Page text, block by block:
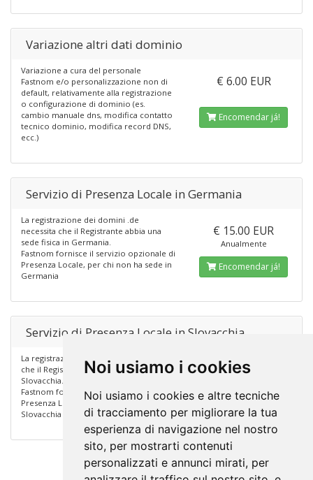
Noi usiamo i cookies
Noi usiamo i cookies e altre tecniche
di tracciamento per migliorare la tua
esperienza di navigazione nel nostro
sito, per mostrarti contenuti
personalizzati e annunci mirati, per
Variazione altri dati dominio
Variazione a cura del personale
Fastnom e/o personalizzazione non di
default, relativamente alla registrazione
o configurazione di dominio (es.
cambio manuale dns, modifica contatto
tecnico dominio, modifica record DNS,
ecc.)
€ 6.00 EUR
Encomendar já!
Servizio di Presenza Locale in Germania
La registrazione dei domini .de
necessita che il Registrante abbia una
sede fisica in Germania.
Fastnom fornisce il servizio opzionale di
Presenza Locale, per chi non ha sede in
Germania
€ 15.00 EUR
Anualmente
Encomendar já!
Servizio di Presenza Locale in Slovacchia
La registrazione dei domini .sk necessita
che il Registrante abbia una sede fisica in
Slovacchia.
Fastnom fornisce il servizio opzionale di
Presenza Locale, per chi non ha sede in
Slovacchia
€ 23.00 EUR